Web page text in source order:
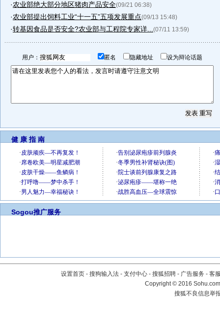
·农业部绝大部分地区猪肉产品安全(09/21 06:38)
·农业部提出饲料工业“十一五”五项发展重点(09/13 15:48)
·转基因食品是否安全?农业部与工程院专家详... (07/11 13:59)
用户： 匿名 隐藏地址 设为辩论话题
健 康 指 南
Sogou推广服务
设置首页 - 搜狗输入法 - 支付中心 - 搜狐招聘 - 广告服务 - 客
Copyright©2016
搜狐不良信息举